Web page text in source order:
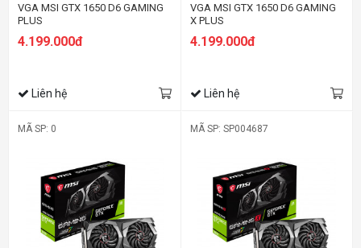
VGA MSI GTX 1650 D6 GAMING
PLUS
4.199.000đ
Liên hệ
VGA MSI GTX 1650 D6 GAMING
X PLUS
4.199.000đ
Liên hệ
MÃ SP: 0 MÃ SP: SP004687